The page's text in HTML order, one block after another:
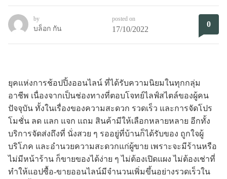
by
บล็อก กัน
posted on
17/10/2022
0
ยุคแห่งการช้อปปิ้งออนไลน์ ที่ได้รับความนิยมในทุกกลุ่ม
อาชีพ เนื่องจากเป็นช่องทางที่ตอบโจทย์ไลฟ์สไตล์ของผู้คน
ปัจจุบัน ทั้งในเรื่องของความสะดวก รวดเร็ว และการจัดโปร
โมชั่น ลด แลก แจก แถม สินค้ามีให้เลือกหลายหลาย อีกทั้ง
บริการจัดส่งถึงที่ นั่งสวย ๆ รออยู่ที่บ้านก็ได้รับของ ถูกใจผู้
บริโภค และอำนวยความสะดวกแก่ผู้ขาย เพราะจะมีร้านหรือ
ไม่มีหน้าร้าน ก็ขายของได้ง่าย ๆ ไม่ต้องเปิดแผง ไม่ต้องเช่าที่
ทำให้แอปซื้อ-ขายออนไลน์มีจำนวนเพิ่มขึ้นอย่างรวดเร็วใน